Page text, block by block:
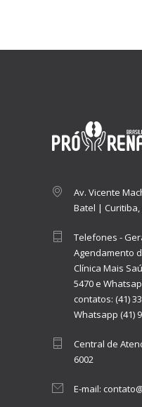
Av. Vicente
Batel | Curitiba,
Telefones -
Agendamento
Clínica Mais
5470 e
contatos: (41)
Whatsapp (41)
Central de
6002
E-mail: